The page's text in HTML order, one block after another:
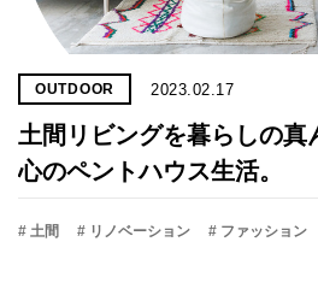
OUTDOOR 2023.02.17
土間リビングを暮らしの真
心のペントハウス生活。
# 土間 # リノベーション # ファッション